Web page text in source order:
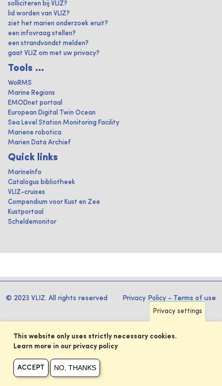
solliciteren bij VLIZ?
lid worden van VLIZ?
ziet het marien onderzoek eruit?
een infovraag stellen?
een strandvondst melden?
gaat VLIZ om met uw privacy?
Tools ...
WoRMS
Marine Regions
EMODnet portaal
European Digital Twin Ocean
Sea Level Station Monitoring Facility
Mariene robotica
Marien Data Archief
Quick links
MarineInfo
Catalogus bibliotheek
VLIZ-cruises
Compendium voor Kust en Zee
Kustportaal
Scheldemonitor
© 2023 VLIZ. All rights reserved Privacy Policy - Terms of use
Privacy settings
This website only uses strictly necessary cookies.
Learn more in our privacy policy
ACCEPT NO, THANKS